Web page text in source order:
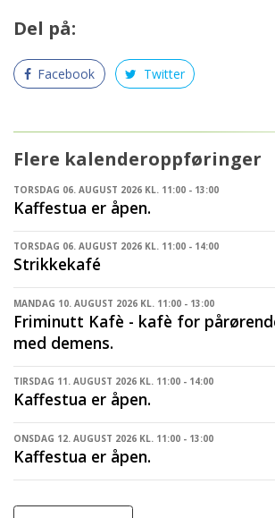
Del på:
Facebook Twitter
Flere kalenderoppføringer
TORSDAG 06. AUGUST 2026 KL. 11:00 - 13:00
Kaffestua er åpen.
TORSDAG 06. AUGUST 2026 KL. 11:00 - 14:00
Strikkekafé
MANDAG 10. AUGUST 2026 KL. 11:00 - 13:00
Friminutt Kafè - kafè for
med demens.
TIRSDAG 11. AUGUST 2026 KL. 11:00 - 14:00
Kaffestua er åpen.
ONSDAG 12. AUGUST 2026 KL. 11:00 - 13:00
Kaffestua er åpen.